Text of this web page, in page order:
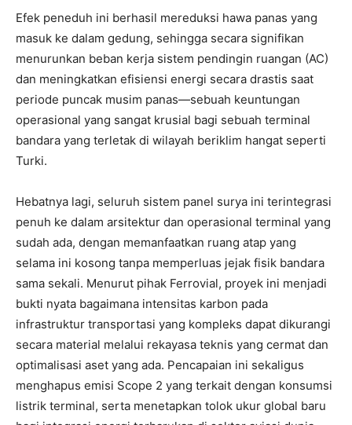
Efek peneduh ini berhasil mereduksi hawa panas yang
masuk ke dalam gedung, sehingga secara signifikan
menurunkan beban kerja sistem pendingin ruangan (AC)
dan meningkatkan efisiensi energi secara drastis saat
periode puncak musim panas—sebuah keuntungan
operasional yang sangat krusial bagi sebuah terminal
bandara yang terletak di wilayah beriklim hangat seperti
Turki.
Hebatnya lagi, seluruh sistem panel surya ini terintegrasi
penuh ke dalam arsitektur dan operasional terminal yang
sudah ada, dengan memanfaatkan ruang atap yang
selama ini kosong tanpa memperluas jejak fisik bandara
sama sekali. Menurut pihak Ferrovial, proyek ini menjadi
bukti nyata bagaimana intensitas karbon pada
infrastruktur transportasi yang kompleks dapat dikurangi
secara material melalui rekayasa teknis yang cermat dan
optimalisasi aset yang ada. Pencapaian ini sekaligus
menghapus emisi Scope 2 yang terkait dengan konsumsi
listrik terminal, serta menetapkan tolok ukur global baru